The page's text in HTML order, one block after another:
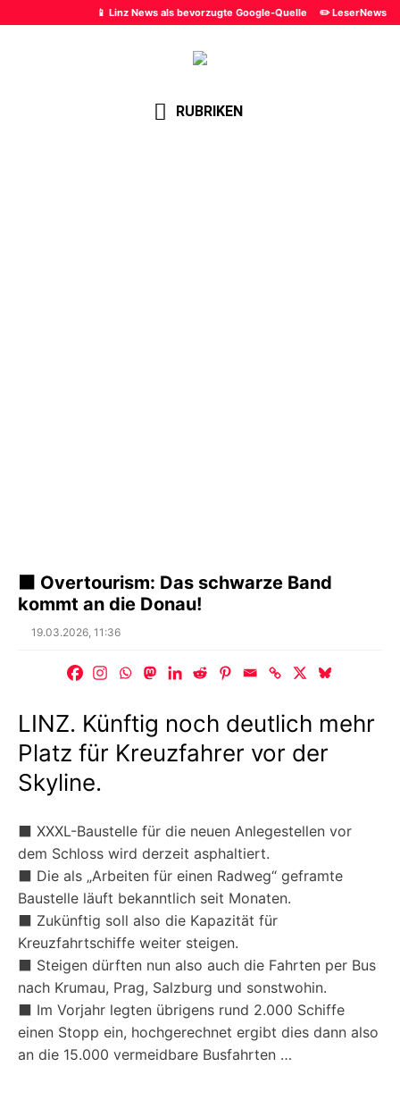
📱 Linz News als bevorzugte Google-Quelle ✏️ LeserNews
RUBRIKEN
⬛ Overtourism: Das schwarze Band
kommt an die Donau!
Posted
19.03.2026, 11:36
LINZ. Künftig noch deutlich mehr
Platz für Kreuzfahrer vor der
Skyline.
⬛ XXXL-Baustelle für die neuen Anlegestellen vor
dem Schloss wird derzeit asphaltiert.
⬛ Die als „Arbeiten für einen Radweg“ geframte
Baustelle läuft bekanntlich seit Monaten.
⬛ Zukünftig soll also die Kapazität für
Kreuzfahrtschiffe weiter steigen.
⬛ Steigen dürften nun also auch die Fahrten per Bus
nach Krumau, Prag, Salzburg und sonstwohin.
⬛ Im Vorjahr legten übrigens rund 2.000 Schiffe
einen Stopp ein, hochgerechnet ergibt dies dann also
an die 15.000 vermeidbare Busfahrten …